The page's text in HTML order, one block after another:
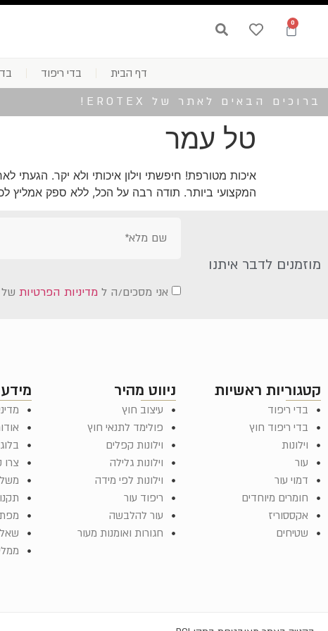
0
דף הבית בדי ריפוד
ברוכים הבאים לאתר של EROTEX!
טל עמר
איכות מטורפת! חיפשתי וילון איכותי ולא יקר.
המקצועי ביותר. תודה רבה על הכל, ללא ספק אמליץ
מוזמנים לדבר איתנו
אני מסכים/ה ל מדיניות הפרטיותשל
קטגוריות ראשיות
בדי ריפוד
בדי ריפוד חוץ
וילונות
עור
דמוי עור
חומרים מיוחדים
אקססוריז
שטיחים
ניווט מהיר
עיצוב חוץ
פולימד לתנאי חוץ
וילונות קפלים
וילונות גלילה
וילונות לפי מידה
ריפוד עור
עור להלבשה
חגורות ואומנות מעור
בלוג